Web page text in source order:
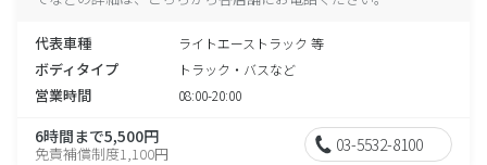
代表車種 ライトエーストラック 等
ボディタイプ トラック・バスなど
営業時間 08:00-20:00
6時間まで5,500円
免責補償制度1,100円 03-5532-8100